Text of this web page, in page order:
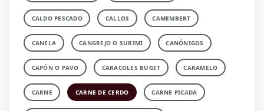
CALDO PESCADO CALLOS CAMEMBERT
CANELA CANGREJO O SURIMI CANÓNIGOS
CAPÓN O PAVO CARACOLES BUGET CARAMELO
CARNE CARNE DE CERDO CARNE PICADA